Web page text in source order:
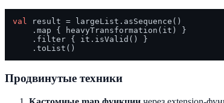
val result = largeList.asSequence()
    .map { heavyTransformation(it) }
    .filter { it.isValid() }
Продвинутые техники